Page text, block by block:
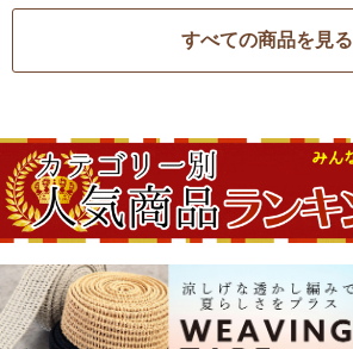
すべての商品を見る